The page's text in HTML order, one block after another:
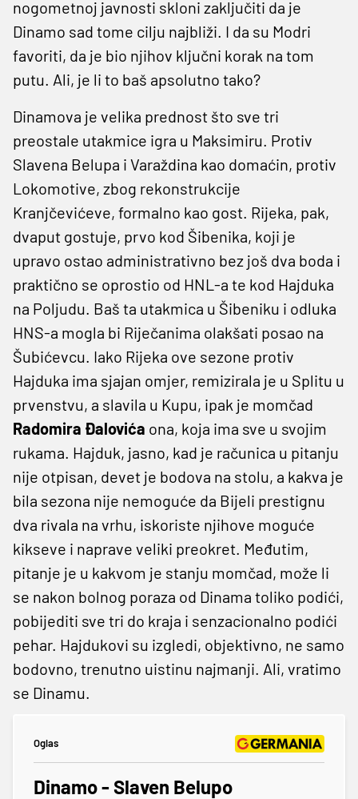
nogometnoj javnosti skloni zaključiti da je
Dinamo sad tome cilju najbliži. I da su Modri
favoriti, da je bio njihov ključni korak na tom
putu. Ali, je li to baš apsolutno tako?
Dinamova je velika prednost što sve tri
preostale utakmice igra u Maksimiru. Protiv
Slavena Belupa i Varaždina kao domaćin, protiv
Lokomotive, zbog rekonstrukcije
Kranjčevićeve, formalno kao gost. Rijeka, pak,
dvaput gostuje, prvo kod Šibenika, koji je
upravo ostao administrativno bez još dva boda i
praktično se oprostio od HNL-a te kod Hajduka
na Poljudu. Baš ta utakmica u Šibeniku i odluka
HNS-a mogla bi Riječanima olakšati posao na
Šubićevcu. Iako Rijeka ove sezone protiv
Hajduka ima sjajan omjer, remizirala je u Splitu u
prvenstvu, a slavila u Kupu, ipak je momčad
Radomira Đalovića ona, koja ima sve u svojim
rukama. Hajduk, jasno, kad je računica u pitanju
nije otpisan, devet je bodova na stolu, a kakva je
bila sezona nije nemoguće da Bijeli prestignu
dva rivala na vrhu, iskoriste njihove moguće
kikseve i naprave veliki preokret. Međutim,
pitanje je u kakvom je stanju momčad, može li
se nakon bolnog poraza od Dinama toliko podići,
pobijediti sve tri do kraja i senzacionalno podići
pehar. Hajdukovi su izgledi, objektivno, ne samo
bodovno, trenutno uistinu najmanji. Ali, vratimo
se Dinamu.
Oglas
Dinamo - Slaven Belupo